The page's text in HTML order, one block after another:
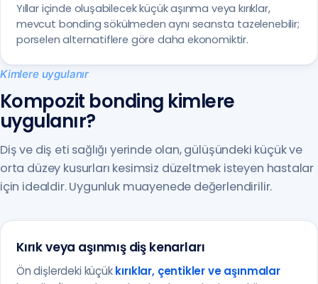
Yıllar içinde oluşabilecek küçük aşınma veya kırıklar,
mevcut bonding sökülmeden aynı seansta tazelenebilir;
porselen alternatiflere göre daha ekonomiktir.
Kimlere uygulanır
Kompozit bonding kimlere
uygulanır?
Diş ve diş eti sağlığı yerinde olan, gülüşündeki küçük ve
orta düzey kusurları kesimsiz düzeltmek isteyen hastalar
için idealdir. Uygunluk muayenede değerlendirilir.
Kırık veya aşınmış diş kenarları
Ön dişlerdeki küçükkırıklar, çentikler ve aşınmalar